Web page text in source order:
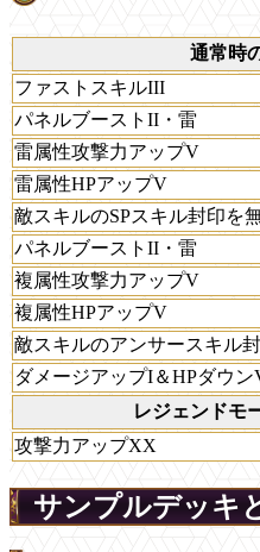
通常時
ファストスキルIII
パネルブーストII・雷
雷属性攻撃力アップV
雷属性HPアップV
敵スキルのSPスキル封印を
パネルブーストII・雷
複属性攻撃力アップV
複属性HPアップV
敵スキルのアンサースキル
ダメージアップI＆HPダウン
レジェンドモ
攻撃力アップXX
サンプルデッキ